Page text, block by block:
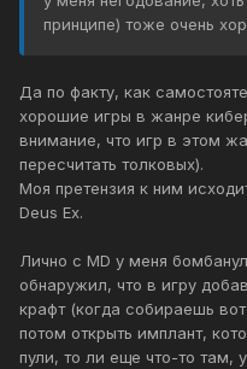
принципе) тоже очень
Да по факту, как
хорошие игры в жанре
внимание, что игр в этом
пересчитать толковых).
Моя претензия к ним
Deus Ex.
Лично с MD у меня
обнаружил, что в игру
крафт (когда собираешь
потом открыть имплант,
пули, то ли еще что-то